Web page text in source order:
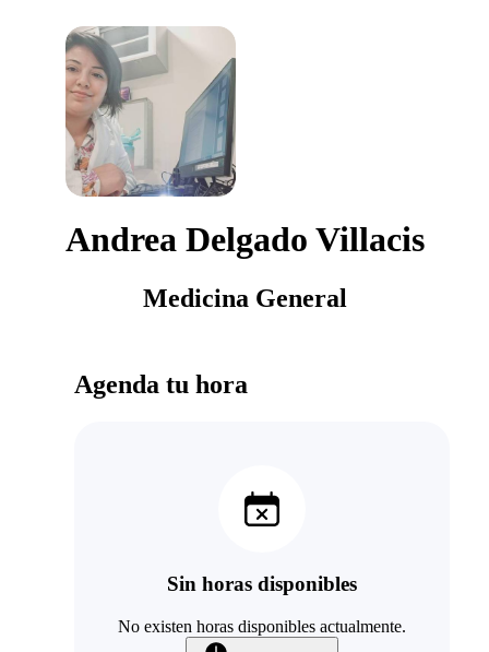
Andrea Delgado Villacis
Medicina General
Agenda tu hora
Sin horas disponibles
No existen horas disponibles actualmente.